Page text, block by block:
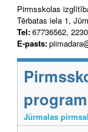
Pirmsskolas
Tērbatas iela 1,
Tel:67736562,
E-pasts:
Jūrmalas